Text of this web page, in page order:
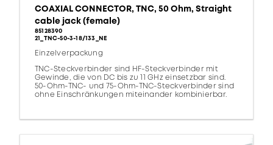
COAXIAL CONNECTOR, TNC, 50 Ohm, Straight
cable jack (female)
85128390
21_TNC-50-3-18/133_NE
Einzelverpackung
TNC-Steckverbinder sind HF-Steckverbinder mit
Gewinde, die von DC bis zu 11 GHz einsetzbar sind.
50-Ohm-TNC- und 75-Ohm-TNC-Steckverbinder sind
ohne Einschränkungen miteinander kombinierbar.